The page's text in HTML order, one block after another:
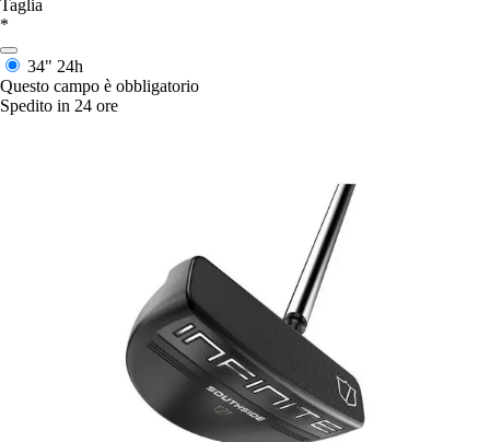
Taglia
*
34" 24h
Questo campo è obbligatorio
Spedito in 24 ore